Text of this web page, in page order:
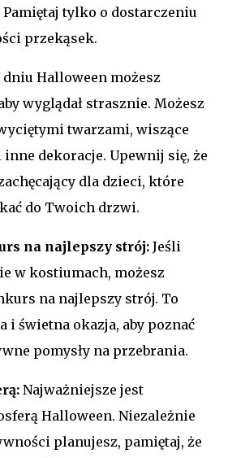
tylko o dostarczeniu
przekąsek.
dniu Halloween możesz
wyglądał strasznie. Możesz
twarzami, wiszące
inne dekoracje. Upewnij się, że
dla dzieci, które
do Twoich drzwi.
na najlepszy strój: Jeśli
w kostiumach, możesz
na najlepszy strój. To
i świetna okazja, aby poznać
pomysły na przebrania.
Najważniejsze jest
Halloween. Niezależnie
planujesz, pamiętaj, że